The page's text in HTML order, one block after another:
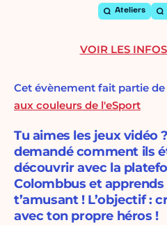
Ateliers
Cet évènement fait partie de
aux couleurs de l'eSport
Tu aimes les jeux vidéo
demandé comment ils
découvrir avec la
Colombbus et apprends
t’amusant ! L’objectif :
avec ton propre héros !
VOIR LES